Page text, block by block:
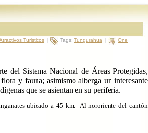
Atractivos Turisticos | Tags: Tungurahua |
One
del Sistema Nacional de Áreas Protegidas,
y fauna; asimismo alberga un interesante
que se asientan en su periferia.
ubicado a 45 km.
Al nororiente del cantón